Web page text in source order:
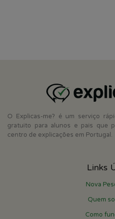
O Explicas-me? é um serviço
gratuito para alunos e pais que
centro de explicações em Portugal.
Links
Nova
Quem
Como